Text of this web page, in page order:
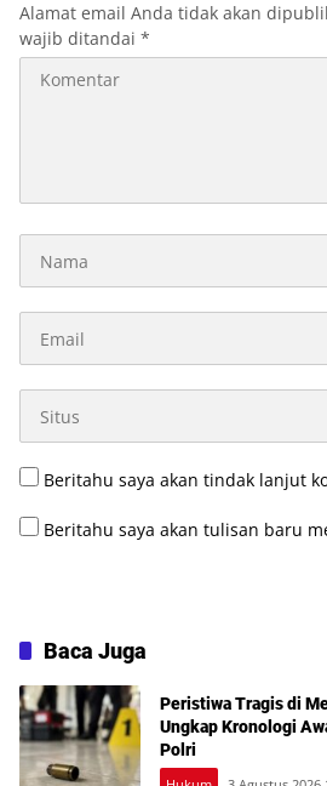
Alamat email Anda tidak akan
wajib ditandai *
Beritahu saya akan tindak lanjut
Beritahu saya akan tulisan baru
Baca Juga
Peristiwa Tragis di
Ungkap Kronologi
Polri